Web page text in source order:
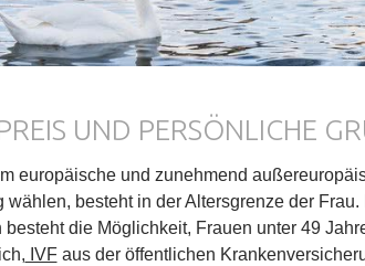
UND PERSÖNLICHE
europäische und zunehmend
wählen, besteht in der Altersgrenze der
die Möglichkeit, Frauen unter 49
IVFaus der öffentlichen